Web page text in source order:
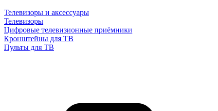
Телевизоры и аксессуары
Телевизоры
Цифровые телевизионные приёмники
Кронштейны для ТВ
Пульты для ТВ